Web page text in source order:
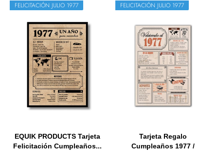
FELICITACIÓN JULIO 1977
EQUIK PRODUCTS Tarjeta
Felicitación Cumpleaños...
FELICITACIÓN JULIO 1977
Tarjeta Regalo
Cumpleaños 1977 /